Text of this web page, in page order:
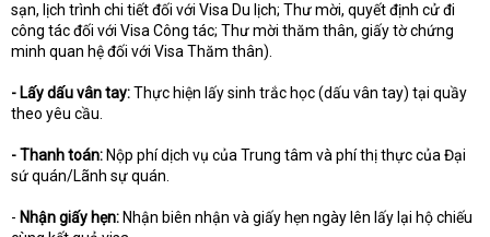
sạn, lịch trình chi tiết đối với Visa Du lịch; Thư mời, quyết định cử đi
công tác đối với Visa Công tác; Thư mời thăm thân, giấy tờ chứng
minh quan hệ đối với Visa Thăm thân).
- Lấy dấu vân tay:Thực hiện lấy sinh trắc học (dấu vân tay) tại quầy
theo yêu cầu.
- Thanh toán: Nộp phí dịch vụ của Trung tâm và phí thị thực của Đại
sứ quán/Lãnh sự quán.
- Nhận giấy hẹn: Nhận biên nhận và giấy hẹn ngày lên lấy lại hộ chiếu